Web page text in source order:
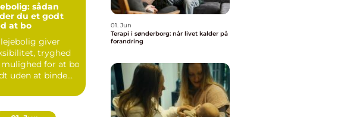
sådan
du et godt
at bo
lejebolig giver
tryghed
for at bo
uden at binde
01. Jun
Terapi i sønderborg: når livet kalder på
forandring